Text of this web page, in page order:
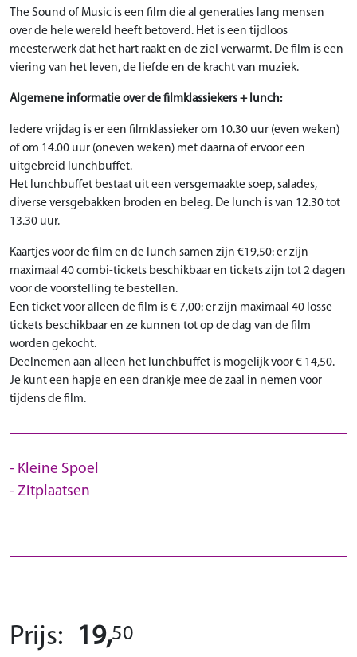
The Sound of Music is een film die al generaties lang mensen
over de hele wereld heeft betoverd. Het is een tijdloos
meesterwerk dat het hart raakt en de ziel verwarmt. De film is een
viering van het leven, de liefde en de kracht van muziek.
Algemene informatie over de filmklassiekers + lunch:
Iedere vrijdag is er een filmklassieker om 10.30 uur (even weken)
of om 14.00 uur (oneven weken) met daarna of ervoor een
uitgebreid lunchbuffet.
Het lunchbuffet bestaat uit een versgemaakte soep, salades,
diverse versgebakken broden en beleg. De lunch is van 12.30 tot
13.30 uur.
Kaartjes voor de film en de lunch samen zijn €19,50: er zijn
maximaal 40 combi-tickets beschikbaar en tickets zijn tot 2 dagen
voor de voorstelling te bestellen.
Een ticket voor alleen de film is € 7,00: er zijn maximaal 40 losse
tickets beschikbaar en ze kunnen tot op de dag van de film
worden gekocht.
Deelnemen aan alleen het lunchbuffet is mogelijk voor € 14,50.
Je kunt een hapje en een drankje mee de zaal in nemen voor
tijdens de film.
Kleine Spoel
Zitplaatsen
Prijs: 19,50